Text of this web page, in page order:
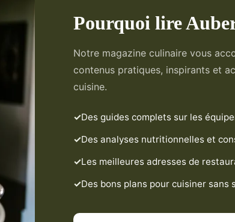
Pourquoi lire
Notre magazine culinaire vous
contenus pratiques, inspirants et
cuisine.
Des guides complets sur les
Des analyses nutritionnelles et
Les meilleures adresses de
Des bons plans pour cuisiner sans